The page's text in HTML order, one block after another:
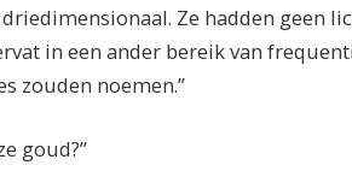
Ze hadden geen
in een ander bereik van
zouden noemen.”
goud?”